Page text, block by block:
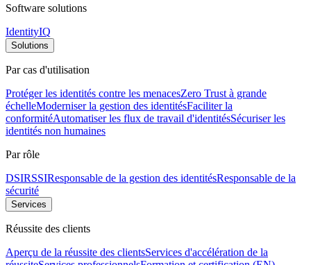
Software solutions
IdentityIQ
Solutions
Par cas d'utilisation
Protéger les identités contre les menacesZero Trust à grande
échelleModerniser la gestion des identitésFaciliter la
conformitéAutomatiser les flux de travail d'identitésSécuriser les
identités non humaines
Par rôle
DSIRSSIResponsable de la gestion des identitésResponsable de la
sécurité
Services
Réussite des clients
Aperçu de la réussite des clientsServices d'accélération de la